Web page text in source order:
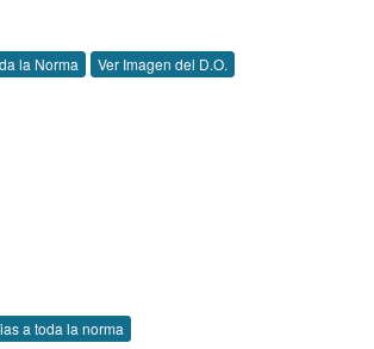
la Norma Ver Imagen del D.O.
a toda la norma